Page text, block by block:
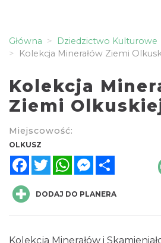
Główna
Dziedzictwo Kulturowe
Kolekcja Minerałów Ziemi
Kolekcja
Ziemi
Miejscowość:
OLKUSZ
FacebookTwitterWhatsAppMessenger
DODAJ DO PLANERA
Kolekcja Minerałów i